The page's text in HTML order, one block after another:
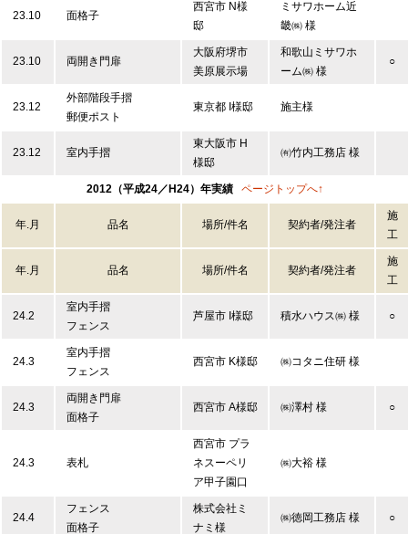
23.10 面格子
西宮市 N様
邸
ミサワホーム近
畿㈱ 様
23.10 両開き門扉
大阪府堺市
美原展示場
和歌山ミサワホ
ーム㈱ 様
○
23.12
外部階段手摺
郵便ポスト
東京都 I様邸 施主様
23.12 室内手摺
東大阪市 H
様邸
㈲竹内工務店 様
2012（平成24／H24）年実績 ページトップへ↑
年.月 品名 場所/件名 契約者/発注者
施
工
年.月 品名 場所/件名 契約者/発注者
施
工
24.2
室内手摺
フェンス
芦屋市 I様邸 積水ハウス㈱ 様 ○
24.3
室内手摺
フェンス
西宮市 K様邸 ㈱コタニ住研 様
24.3
両開き門扉
面格子
西宮市 A様邸 ㈱澤村 様 ○
24.3 表札
西宮市 プラ
ネスーペリ
ア甲子園口
㈱大裕 様
24.4
フェンス
面格子
株式会社ミ
ナミ様
㈱徳岡工務店 様 ○